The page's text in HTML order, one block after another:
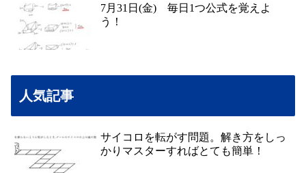
7月31日(金) 毎日1つ公式を覚えよ
う！
人気記事
サイコロを転がす問題。解き方をしっ
かりマスターすればとても簡単！